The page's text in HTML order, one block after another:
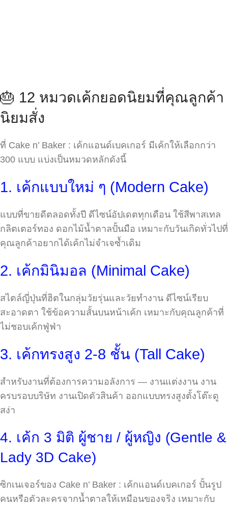
🎂 12 หมวดเค้กยอดนิยมที่คุณลูกค้า
นิยมสั่ง
ที่ Cake n’ Baker : เค้กแอนด์เบคเกอร์ มีเค้กให้เลือกกว่า
300 แบบ แบ่งเป็นหมวดหลักดังนี้
1. เค้กแบบใหม่ ๆ (Modern Cake)
แบบที่ขายดีตลอดทั้งปี ดีไซน์อัปเดตทุกเดือน ใช้สีพาสเทล
กลิตเตอร์ทอง ดอกไม้น้ำตาลปั้นมือ เหมาะกับวันเกิดทั่วไปที่
คุณลูกค้าอยากได้เค้กไม่จำเจซ้ำเดิม
2. เค้กมินิมอล (Minimal Cake)
สไตล์ญี่ปุ่นที่ฮิตในกลุ่มวัยรุ่นและวัยทำงาน ดีไซน์เรียบ
สะอาดตา ใช้ข้อความสั้นบนหน้าเค้ก เหมาะกับคุณลูกค้าที่
ไม่ชอบเค้กฟู่ฟ่า
3. เค้กทรงสูง 2-8 ชั้น (Tall Cake)
สำหรับงานที่ต้องการความอลังการ — งานแต่งงาน งาน
ครบรอบบริษัท งานเปิดตัวสินค้า ออกแบบทรงสูงตั้งโต๊ะดู
สง่า
4. เค้ก 3 มิติ ผู้ชาย / ผู้หญิง (Gentle &
Lady 3D Cake)
ซิกเนเจอร์ของ Cake n’ Baker : เค้กแอนด์เบคเกอร์ ปั้นรูป
คนหรือตัวละครจากน้ำตาลให้เหมือนของจริง เหมาะกับ